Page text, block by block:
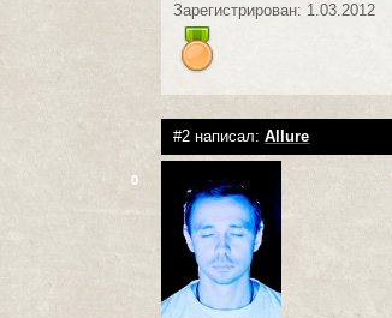
Зарегистрирован: 1.03.2012
#2 написал:Allure
0